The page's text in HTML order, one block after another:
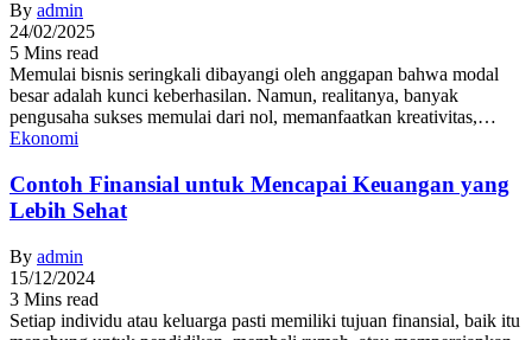
By admin
24/02/2025
5 Mins read
Memulai bisnis seringkali dibayangi oleh anggapan bahwa modal
besar adalah kunci keberhasilan. Namun, realitanya, banyak
pengusaha sukses memulai dari nol, memanfaatkan kreativitas,…
Ekonomi
Contoh Finansial untuk Mencapai Keuangan yang
Lebih Sehat
By admin
15/12/2024
3 Mins read
Setiap individu atau keluarga pasti memiliki tujuan finansial, baik itu